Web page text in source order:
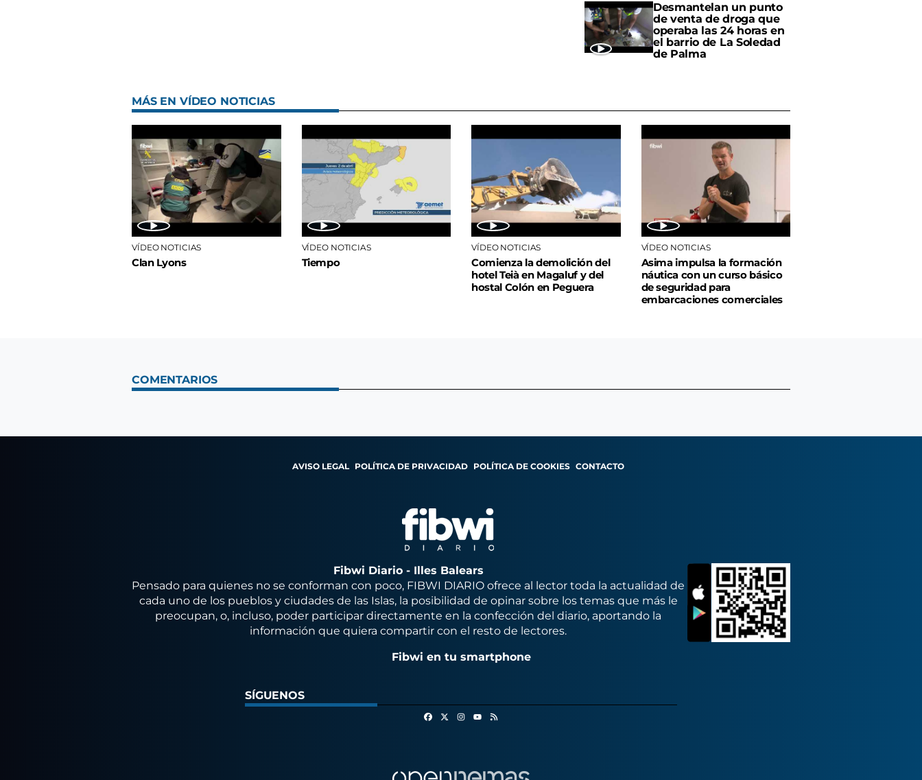
Desmantelan un punto
de venta de droga que
operaba las 24 horas en
el barrio de La Soledad
de Palma
MÁS EN VÍDEO NOTICIAS
VÍDEO NOTICIAS
Clan Lyons
VÍDEO NOTICIAS
Tiempo
VÍDEO NOTICIAS
Comienza la demolición del
hotel Teià en Magaluf y del
hostal Colón en Peguera
VÍDEO NOTICIAS
Asima impulsa la formación
náutica con un curso básico
de seguridad para
embarcaciones comerciales
COMENTARIOS
AVISO LEGAL POLÍTICA DE PRIVACIDAD POLÍTICA DE COOKIES CONTACTO
Fibwi Diario - Illes Balears
Pensado para quienes no se conforman con poco, FIBWI DIARIO ofrece al lector toda la actualidad de
cada uno de los pueblos y ciudades de las Islas, la posibilidad de opinar sobre los temas que más le
preocupan, o, incluso, poder participar directamente en la confección del diario, aportando la
información que quiera compartir con el resto de lectores.
Fibwi en tu smartphone
SÍGUENOS
FacebookInstagram